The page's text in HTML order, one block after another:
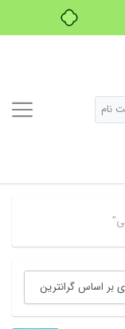
نام